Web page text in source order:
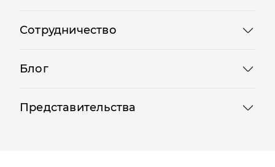
Сотрудничество
Блог
Представительства